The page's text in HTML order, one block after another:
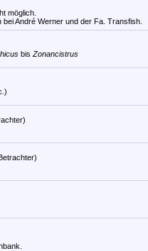
möglich.
André Werner und der Fa. Transfish.
bis Zonancistrus